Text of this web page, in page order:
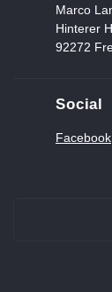
Marco
Hinterer
92272
Social
Facebook